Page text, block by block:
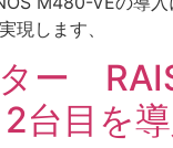
現します、
ー
台目を